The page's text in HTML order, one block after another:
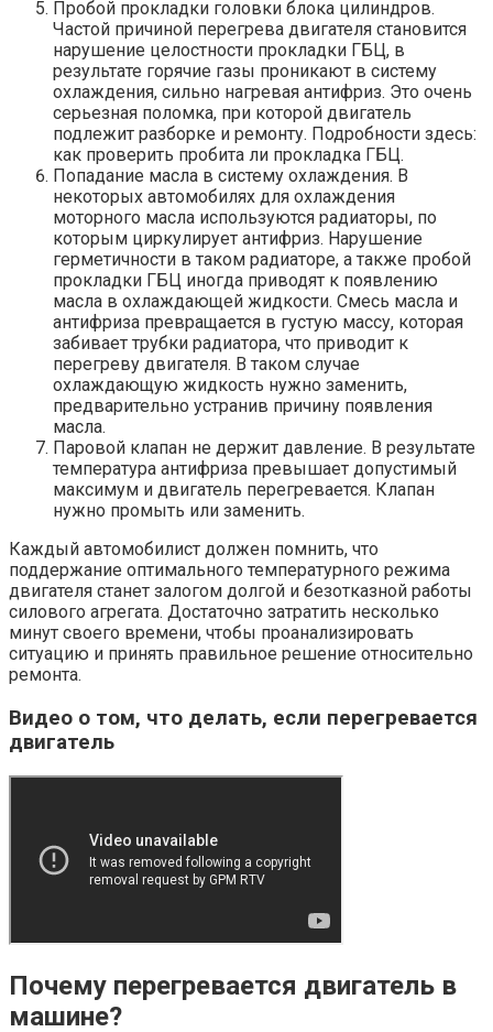
Пробой прокладки головки блока цилиндров.
Частой причиной перегрева двигателя становится
нарушение целостности прокладки ГБЦ, в
результате горячие газы проникают в систему
охлаждения, сильно нагревая антифриз. Это очень
серьезная поломка, при которой двигатель
подлежит разборке и ремонту. Подробности здесь:
как проверить пробита ли прокладка ГБЦ.
Попадание масла в систему охлаждения. В
некоторых автомобилях для охлаждения
моторного масла используются радиаторы, по
которым циркулирует антифриз. Нарушение
герметичности в таком радиаторе, а также пробой
прокладки ГБЦ иногда приводят к появлению
масла в охлаждающей жидкости. Смесь масла и
антифриза превращается в густую массу, которая
забивает трубки радиатора, что приводит к
перегреву двигателя. В таком случае
охлаждающую жидкость нужно заменить,
предварительно устранив причину появления
масла.
Паровой клапан не держит давление. В результате
температура антифриза превышает допустимый
максимум и двигатель перегревается. Клапан
нужно промыть или заменить.
Каждый автомобилист должен помнить, что
поддержание оптимального температурного режима
двигателя станет залогом долгой и безотказной работы
силового агрегата. Достаточно затратить несколько
минут своего времени, чтобы проанализировать
ситуацию и принять правильное решение относительно
ремонта.
Видео о том, что делать, если перегревается
двигатель
Почему перегревается двигатель в
машине?